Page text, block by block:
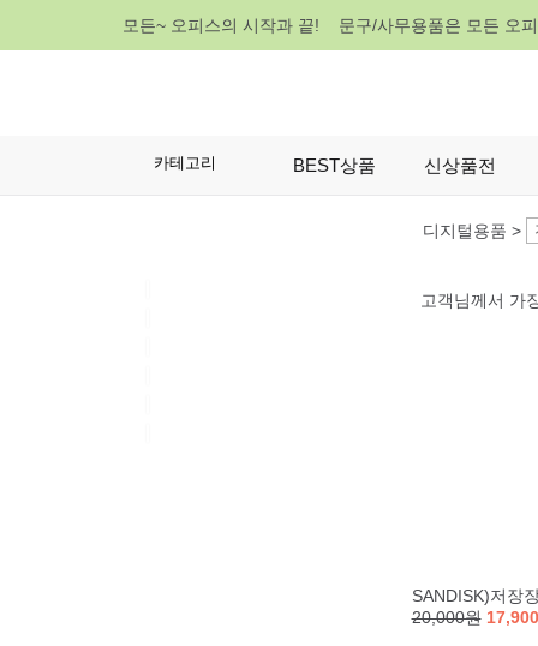
모든~ 오피스의 시작과 끝! 문구/사무용품은 모든 오
카테고리 BEST상품 신상품전
디지털용품 >
고객님께서 가
SANDISK)저장장치(16GB/
20,000원